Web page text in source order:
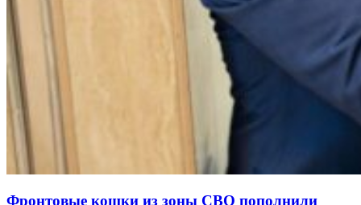
Фронтовые кошки из зоны СВО пополнили